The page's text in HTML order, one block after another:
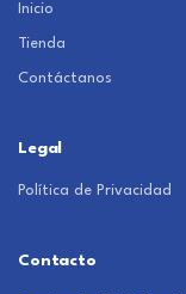
Inicio
Tienda
Contáctanos
Legal
Política de Privacidad
Contacto